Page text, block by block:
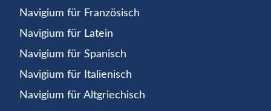
Navigium für Französisch
Navigium für Latein
Navigium für Spanisch
Navigium für Italienisch
Navigium für Altgriechisch